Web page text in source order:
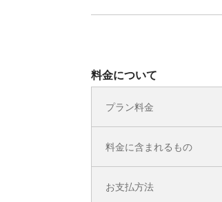
料金について
プラン料金
料金に含まれるもの
お支払方法